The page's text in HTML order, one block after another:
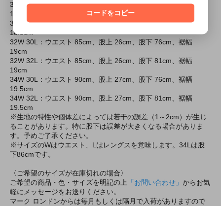
30W 30L：ウエスト 80cm、股上 25cm、股下 76cm、裾幅
18.5cm
30W 32L：ウエスト 80cm、股上 25cm、股下 81cm、裾幅
18.5cm
32W 30L：ウエスト 85cm、股上 26cm、股下 76cm、裾幅
19cm
32W 32L：ウエスト 85cm、股上 26cm、股下 81cm、裾幅
19cm
34W 30L：ウエスト 90cm、股上 27cm、股下 76cm、裾幅
19.5cm
34W 32L：ウエスト 90cm、股上 27cm、股下 81cm、裾幅
19.5cm
※生地の特性や個体差によっては若干の誤差（1～2cm）が生じ
ることがあります。特に股下は誤差が大きくなる場合がありま
す。予めご了承ください。
※サイズのWはウエスト、Lはレングスを意味します。34Lは股
下86cmです。
〈ご希望のサイズが在庫切れの場合〉
ご希望の商品・色・サイズを明記の上
「お問い合わせ」 からお気
軽にメッセージをお送りください。
マーク ロンドンからは毎月もしくは隔月で入荷がありますので
コードをコピー